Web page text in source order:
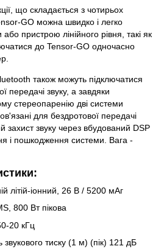
що складається з чотирьох
GO можна швидко і легко
пристрою лінійного рівня, такі як
до Tensor-GO одночасно
також можуть підключатися
передачі звуку, а завдяки
стереопаренію дві системи
для бездротової передачі
захист звуку через вбудований DSP
і пошкодження системи. Вага -
літій-іонний, 26 В / 5200 мАг
800 Вт пікова
20 кГц
тиску (1 м) (пік) 121 дБ